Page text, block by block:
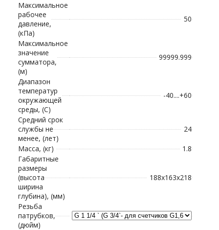
Максимальное
рабочее
давление,
(кПа)
50
Максимальное
значение
сумматора,
(м)
99999.999
Диапазон
температур
окружающей
среды, (С)
-40....+60
Средний срок
службы не
менее, (лет)
24
Масса, (кг)
1.8
Габаритные
размеры
(высота
ширина
глубина), (мм)
188х163х218
Резьба
патрубков,
(дюйм)